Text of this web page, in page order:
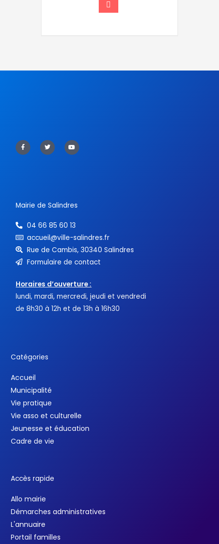
a
c
e
w
i
t
o
u
t
Mairie de Salindres
04 66 85 60 13
accueil@ville-salindres.fr
Rue de Cambis, 30340 Salindres
Formulaire de contact
Horaires d’ouverture :
lundi, mardi, mercredi, jeudi et vendredi
de 8h30 à 12h et de 13h à 16h30
Catégories
Accueil
Municipalité
Vie pratique
Vie asso et culturelle
Jeunesse et éducation
Cadre de vie
Accès rapide
Allo mairie
Démarches administratives
L'annuaire
Portail familles